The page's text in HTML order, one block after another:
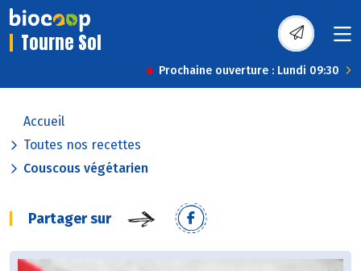
Tourne Sol
Prochaine ouverture : Lundi 09:30
Accueil
Toutes nos recettes
Couscous végétarien
Partager sur